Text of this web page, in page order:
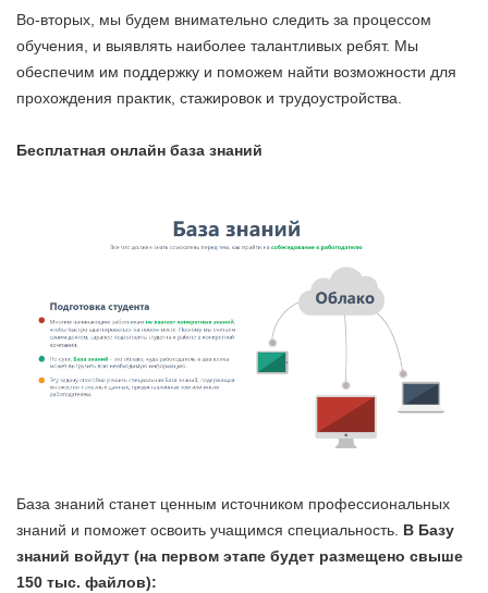
Во-вторых, мы будем внимательно следить за процессом
обучения, и выявлять наиболее талантливых ребят. Мы
обеспечим им поддержку и поможем найти возможности для
прохождения практик, стажировок и трудоустройства.
Бесплатная онлайн база знаний
База знаний станет ценным источником профессиональных
знаний и поможет освоить учащимся специальность. В Базу
знаний войдут (на первом этапе будет размещено свыше
150 тыс. файлов):